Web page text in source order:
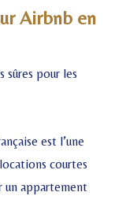
Airbnb en
sûres pour les
est l’une
courtes
un appartement